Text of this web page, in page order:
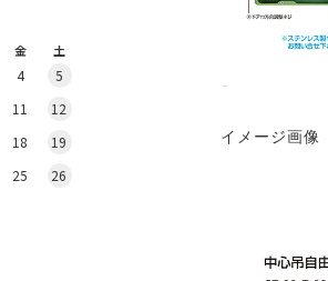
イメージ画像
金 土
4
5
11
12
18
19
25
26